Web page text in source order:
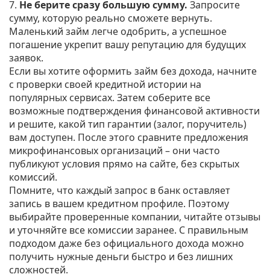
7. Не берите сразу большую сумму. Запросите
сумму, которую реально сможете вернуть.
Маленький займ легче одобрить, а успешное
погашение укрепит вашу репутацию для будущих
заявок.
Если вы хотите оформить займ без дохода, начните
с проверки своей кредитной истории на
популярных сервисах. Затем соберите все
возможные подтверждения финансовой активности
и решите, какой тип гарантии (залог, поручитель)
вам доступен. После этого сравните предложения
микрофинансовых организаций – они часто
публикуют условия прямо на сайте, без скрытых
комиссий.
Помните, что каждый запрос в банк оставляет
запись в вашем кредитном профиле. Поэтому
выбирайте проверенные компании, читайте отзывы
и уточняйте все комиссии заранее. С правильным
подходом даже без официального дохода можно
получить нужные деньги быстро и без лишних
сложностей.